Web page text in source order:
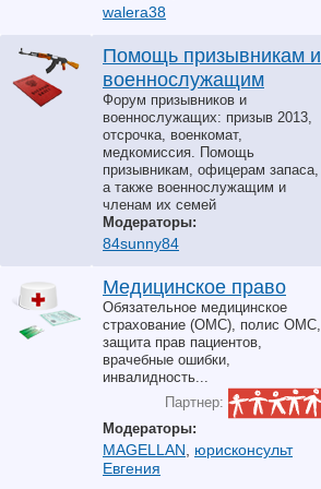
walera38
Помощь призывникам и
военнослужащим
Форум призывников и
военнослужащих: призыв 2013,
отсрочка, военкомат,
медкомиссия. Помощь
призывникам, офицерам запаса,
а также военнослужащим и
членам их семей
Модераторы:
84sunny84
Медицинское право
Обязательное медицинское
страхование (ОМС), полис ОМС,
защита прав пациентов,
врачебные ошибки,
инвалидность...
Партнер:
Модераторы:
MAGELLAN
юрисконсульт
Евгения